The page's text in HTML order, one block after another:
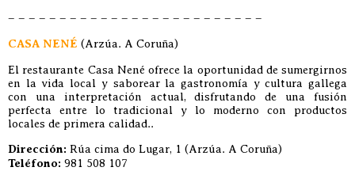
– – – – – – – – – – – – – – – – – – – – – – – – –
CASA NENÉ (Arzúa. A Coruña)
El restaurante Casa Nené ofrece la oportunidad de sumergirnos
en la vida local y saborear la gastronomía y cultura gallega
con una interpretación actual, disfrutando de una fusión
perfecta entre lo tradicional y lo moderno con productos
locales de primera calidad..
Dirección: Rúa cima do Lugar, 1 (Arzúa. A Coruña)
Teléfono: 981 508 107